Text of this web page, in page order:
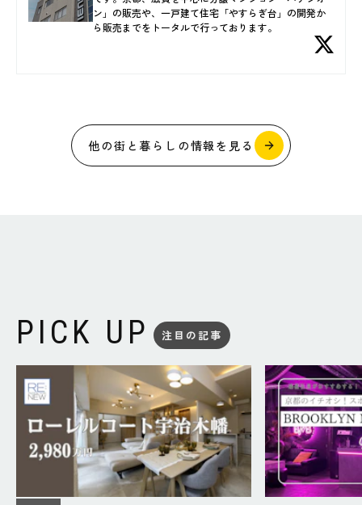
ン」の販売や、一戸建て住宅「やすらぎ台」の開発か
ら販売までをトータルで行っております。
他の街と暮らしの情報を見る
PICK UP 注目の記事